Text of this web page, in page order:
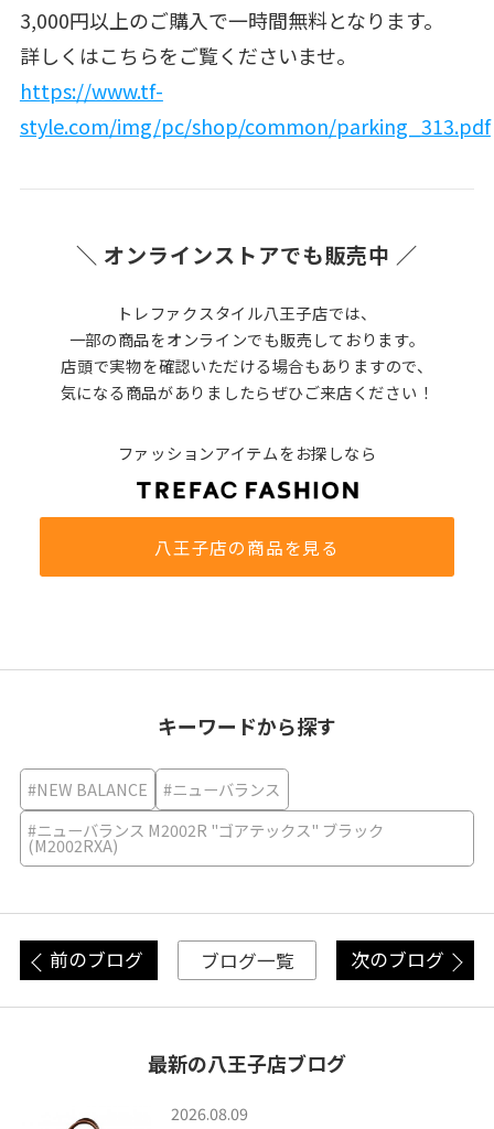
3,000円以上のご購入で一時間無料となります。
詳しくはこちらをご覧くださいませ。
https://www.tf-
style.com/img/pc/shop/common/parking_313.pdf
＼ オンラインストアでも販売中 ／
トレファクスタイル八王子店では、
一部の商品をオンラインでも販売しております。
店頭で実物を確認いただける場合もありますので、
気になる商品がありましたらぜひご来店ください！
ファッションアイテムをお探しなら
八王子店の商品を見る
キーワードから探す
#NEW BALANCE
#ニューバランス
#ニューバランス M2002R "ゴアテックス" ブラック
(M2002RXA)
前のブログ ブログ一覧 次のブログ
最新の八王子店ブログ
2026.08.09